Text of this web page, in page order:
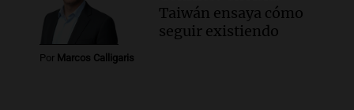
Por Marcos Calligaris
Taiwán ensaya cómo
seguir existiendo